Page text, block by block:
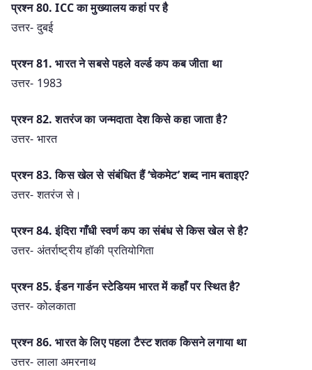
प्रश्न 80. ICC का मुख्यालय कहां पर है
उत्तर- दुबई
प्रश्न 81. भारत ने सबसे पहले वर्ल्ड कप कब जीता था
उत्तर- 1983
प्रश्न 82. शतरंज का जन्मदाता देश किसे कहा जाता है?
उत्तर- भारत
प्रश्न 83. किस खेल से संबंधित हैं ‘चेकमेट’ शब्द नाम बताइए?
उत्तर- शतरंज से।
प्रश्न 84. इंदिरा गाँधी स्वर्ण कप का संबंध से किस खेल से है?
उत्तर- अंतर्राष्ट्रीय हॉकी प्रतियोगिता
प्रश्न 85. ईडन गार्डन स्टेडियम भारत में कहाँ पर स्थित है?
उत्तर- कोलकाता
प्रश्न 86. भारत के लिए पहला टैस्ट शतक किसने लगाया था
उत्तर- लाला अमरनाथ